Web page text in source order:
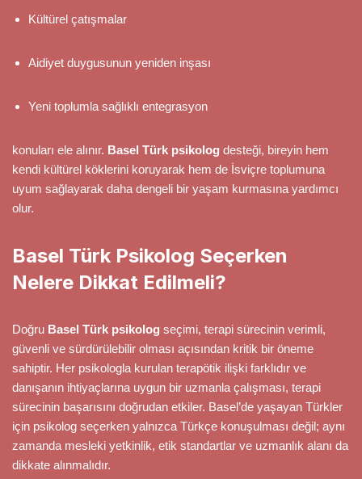
Kültürel çatışmalar
Aidiyet duygusunun yeniden inşası
Yeni toplumla sağlıklı entegrasyon
konuları ele alınır. Basel Türk psikolog desteği, bireyin hem
kendi kültürel köklerini koruyarak hem de İsviçre toplumuna
uyum sağlayarak daha dengeli bir yaşam kurmasına yardımcı
olur.
Basel Türk Psikolog Seçerken
Nelere Dikkat Edilmeli?
Doğru Basel Türk psikolog seçimi, terapi sürecinin verimli,
güvenli ve sürdürülebilir olması açısından kritik bir öneme
sahiptir. Her psikologla kurulan terapötik ilişki farklıdır ve
danışanın ihtiyaçlarına uygun bir uzmanla çalışması, terapi
sürecinin başarısını doğrudan etkiler. Basel’de yaşayan Türkler
için psikolog seçerken yalnızca Türkçe konuşulması değil; aynı
zamanda mesleki yetkinlik, etik standartlar ve uzmanlık alanı da
dikkate alınmalıdır.